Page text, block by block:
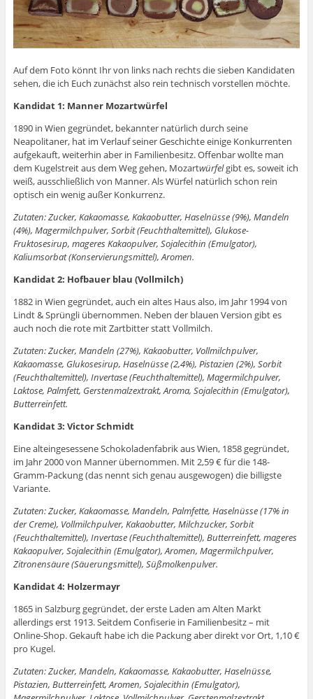
Auf dem Foto könnt Ihr von links nach rechts die sieben Kandidaten
sehen, die ich Euch zunächst also rein technisch vorstellen möchte.
Kandidat 1: Manner Mozartwürfel
1890 in Wien gegründet, bekannter natürlich durch seine
Neapolitaner, hat im Verlauf seiner Geschichte einige Konkurrenten
aufgekauft, weiterhin aber in Familienbesitz. Offenbar wollte man
dem Kugelstreit aus dem Weg gehen, Mozartwürfelgibt es, soweit ich
weiß, ausschließlich von Manner. Als Würfel natürlich schon rein
optisch ein wenig außer Konkurrenz.
Zutaten: Zucker, Kakaomasse, Kakaobutter, Haselnüsse (9%), Mandeln
(4%), Magermilchpulver, Sorbit (Feuchthaltemittel), Glukose-
Fruktosesirup, mageres Kakaopulver, Sojalecithin (Emulgator),
Kaliumsorbat (Konservierungsmittel), Aromen.
Kandidat 2: Hofbauer blau (Vollmilch)
1882 in Wien gegründet, auch ein altes Haus also, im Jahr 1994 von
Lindt & Sprüngli übernommen. Neben der blauen Version gibt es
auch noch die rote mit Zartbitter statt Vollmilch.
Zutaten: Zucker, Mandeln (27%), Kakaobutter, Vollmilchpulver,
Kakaomasse, Glukosesirup, Haselnüsse (2,4%), Pistazien (2%), Sorbit
(Feuchthaltemittel), Invertase (Feuchthaltemittel), Magermilchpulver,
Laktose, Palmfett, Gerstenmalzextrakt, Aroma, Sojalecithin (Emulgator),
Butterreinfett.
Kandidat 3: Victor Schmidt
Eine alteingesessene Schokoladenfabrik aus Wien, 1858 gegründet,
im Jahr 2000 von Manner übernommen. Mit 2,59 € für die 148-
Gramm-Packung (das nennt sich genau ausgewogen) die billigste
Variante.
Zutaten: Zucker, Kakaomasse, Mandeln, Palmfette, Haselnüsse (17% in
der Creme), Vollmilchpulver, Kakaobutter, Milchzucker, Sorbit
(Feuchthaltemittel), Invertase (Feuchthaltemittel), Butterreinfett, mageres
Kakaopulver, Sojalecithin (Emulgator), Aromen, Magermilchpulver,
Zitronensäure (Säuerungsmittel), Süßmolkenpulver.
Kandidat 4: Holzermayr
1865 in Salzburg gegründet, der erste Laden am Alten Markt
allerdings erst 1913. Seitdem Confiserie in Familienbesitz – mit
Online-Shop. Gekauft habe ich die Packung aber direkt vor Ort, 1,10 €
pro Kugel.
Zutaten: Zucker, Mandeln, Kakaomasse, Kakaobutter, Haselnüsse,
Pistazien, Butterreinfett, Aromen, Sojalecithin (Emulgator),